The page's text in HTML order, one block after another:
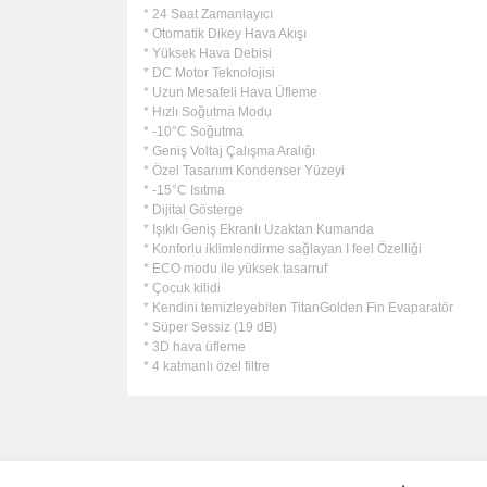
* 24 Saat Zamanlayıcı
* Otomatik Dikey Hava Akışı
* Yüksek Hava Debisi
* DC Motor Teknolojisi
* Uzun Mesafeli Hava Üfleme
* Hızlı Soğutma Modu
* -10°C Soğutma
* Geniş Voltaj Çalışma Aralığı
* Özel Tasarıım Kondenser Yüzeyi
* -15°C Isıtma
* Dijital Gösterge
* Işıklı Geniş Ekranlı Uzaktan Kumanda
* Konforlu iklimlendirme sağlayan I feel Özelliği
* ECO modu ile yüksek tasarruf
* Çocuk kilidi
* Kendini temizleyebilen TitanGolden Fin Evaparatör
* Süper Sessiz (19 dB)
* 3D hava üfleme
* 4 katmanlı özel filtre